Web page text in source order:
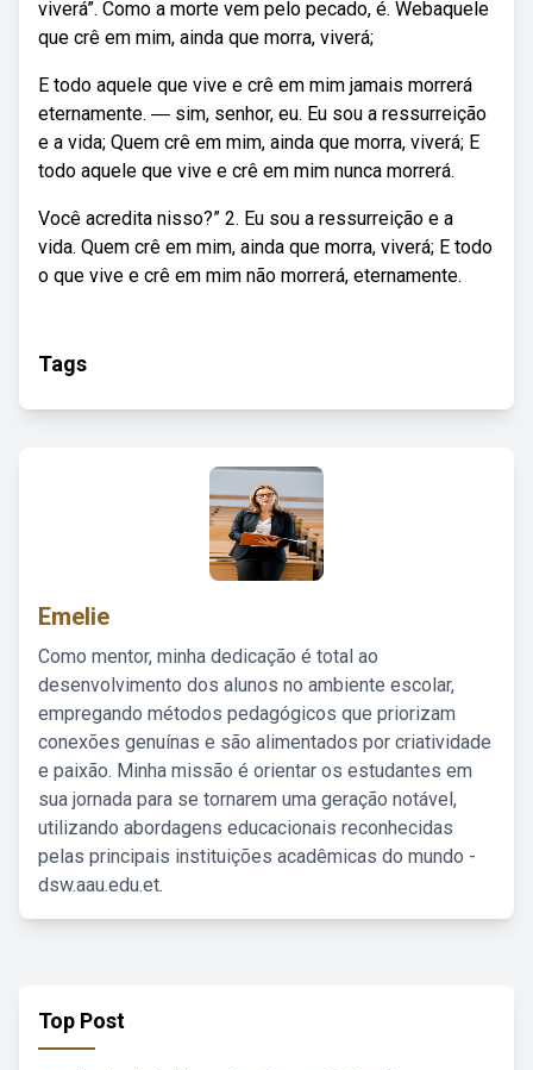
viverá”. Como a morte vem pelo pecado, é. Webaquele
que crê em mim, ainda que morra, viverá;
E todo aquele que vive e crê em mim jamais morrerá
eternamente. ― sim, senhor, eu. Eu sou a ressurreição
e a vida; Quem crê em mim, ainda que morra, viverá; E
todo aquele que vive e crê em mim nunca morrerá.
Você acredita nisso?” 2. Eu sou a ressurreição e a
vida. Quem crê em mim, ainda que morra, viverá; E todo
o que vive e crê em mim não morrerá, eternamente.
Tags
Emelie
Como mentor, minha dedicação é total ao
desenvolvimento dos alunos no ambiente escolar,
empregando métodos pedagógicos que priorizam
conexões genuínas e são alimentados por criatividade
e paixão. Minha missão é orientar os estudantes em
sua jornada para se tornarem uma geração notável,
utilizando abordagens educacionais reconhecidas
pelas principais instituições acadêmicas do mundo -
dsw.aau.edu.et.
Top Post